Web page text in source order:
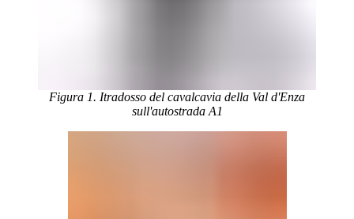
Figura 1. Itradosso del cavalcavia della Val d'Enza
sull'autostrada A1